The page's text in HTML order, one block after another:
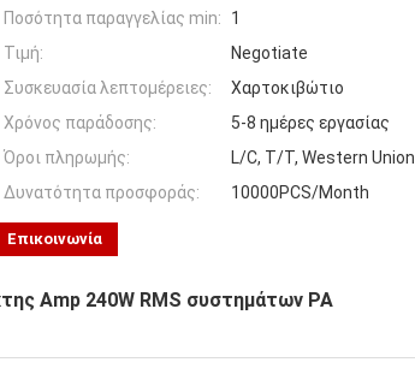
Ποσότητα παραγγελίας min:
1
Τιμή:
Negotiate
Συσκευασία λεπτομέρειες:
Χαρτοκιβώτιο
Χρόνος παράδοσης:
5-8 ημέρες εργασίας
Όροι πληρωμής:
L/C, T/T, Western Union
Δυνατότητα προσφοράς:
10000PCS/Month
Επικοινωνία
Amp 240W RMS συστημάτων PA